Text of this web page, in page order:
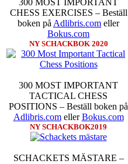
300 MOST IMPORTANT
CHESS EXERCISES – Beställ
boken på Adlibris.com eller
Bokus.com
NY SCHACKBOK 2020
300 MOST IMPORTANT
TACTICAL CHESS
POSITIONS – Beställ boken på
Adlibris.comellerBokus.com
NY SCHACKBOK2019
SCHACKETS MÄSTARE –